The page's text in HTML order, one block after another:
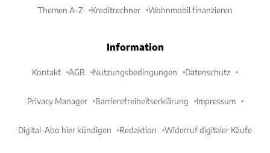
Themen A-Z Kreditrechner Wohnmobil finanzieren
Information
Kontakt AGB Nutzungsbedingungen Datenschutz
Privacy Manager Barrierefreiheitserklärung Impressum
Digital-Abo hier kündigen Redaktion Widerruf digitaler Käufe